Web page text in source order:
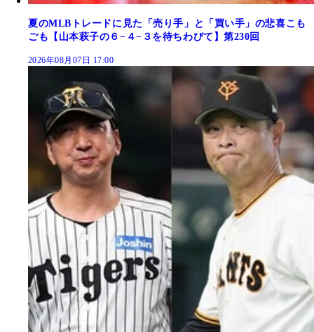
夏のMLBトレードに見た「売り手」と「買い手」の悲喜こも
ごも【山本萩子の６−４−３を待ちわびて】第230回
2026年08月07日 17:00